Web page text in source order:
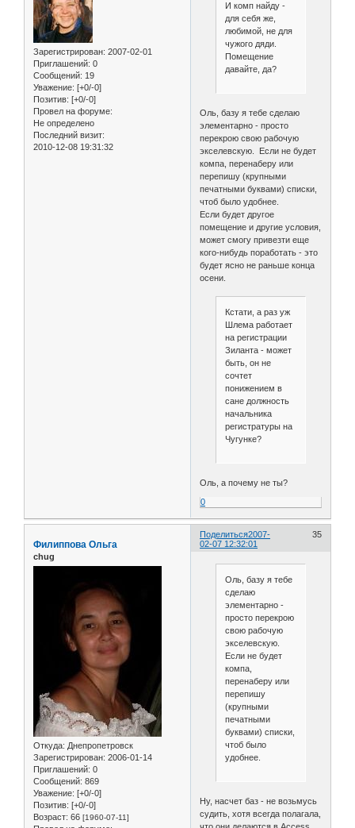
Зарегистрирован: 2007-02-01
Приглашений: 0
Сообщений: 19
Уважение: [+0/-0]
Позитив: [+0/-0]
Провел на форуме:
Не определено
Последний визит:
2010-12-08 19:31:32
И комп найду -
для себя же,
любимой, не для
чужого дяди.
Помещение
давайте, да?
Оль, базу я тебе сделаю
элементарно - просто
перекрою свою рабочую
экселевскую. Если не будет
компа, перенаберу или
перепишу (крупными
печатными буквами) списки,
чтоб было удобнее.
Если будет другое
помещение и другие условия,
может смогу привезти еще
кого-нибудь поработать - это
будет ясно не раньше конца
осени.
Кстати, а раз уж
Шлема работает
на регистрации
Зиланта - может
быть, он не
сочтет
понижением в
сане должность
начальника
регистратуры на
Чугунке?
Оль, а почему не ты?
0
Поделиться 35
2007-
02-07 12:32:01
Филиппова Ольга
chug
Откуда: Днепропетровск
Зарегистрирован: 2006-01-14
Приглашений: 0
Сообщений: 869
Уважение: [+0/-0]
Позитив: [+0/-0]
Возраст: 66 [1960-07-11]
Оль, базу я тебе
сделаю
элементарно -
просто перекрою
свою рабочую
экселевскую.
Если не будет
компа,
перенаберу или
перепишу
(крупными
печатными
буквами) списки,
чтоб было
удобнее.
Ну, насчет баз - не возьмусь
судить, хотя всегда полагала,